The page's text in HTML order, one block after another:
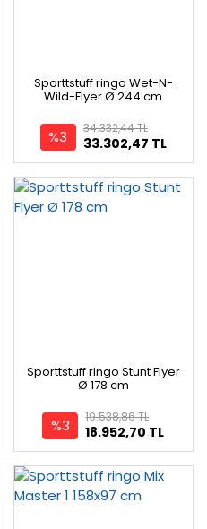
Sporttstuff ringo Wet-N-
Wild-Flyer Ø 244 cm
%3 33.302,47 TL
34.332,44 TL
Sporttstuff ringo Stunt Flyer
Ø 178 cm
%3 18.952,70 TL
19.538,86 TL